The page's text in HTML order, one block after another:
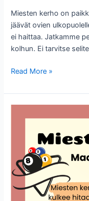
Miesten kerho on
jäävät ovien
ei haittaa. Jatkamme
kolhun. Ei tarvitse
Miesten
Read More »